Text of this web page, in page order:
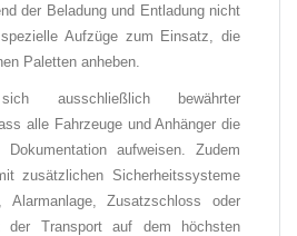
der Beladung und Entladung nicht
Aufzüge zum Einsatz, die
Paletten anheben.
ausschließlich bewährter
alle Fahrzeuge und Anhänger die
Dokumentation aufweisen. Zudem
zusätzlichen Sicherheitssysteme
Alarmanlage, Zusatzschloss oder
der Transport auf dem höchsten